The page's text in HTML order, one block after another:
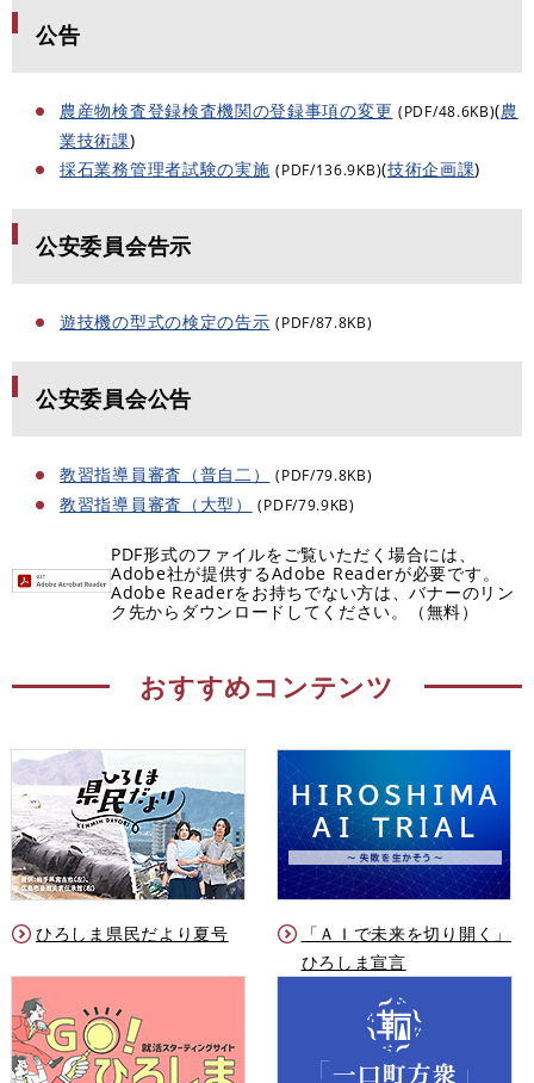
公告
農産物検査登録検査機関の登録事項の変更 (PDF/48.6KB)(農
業技術課)
採石業務管理者試験の実施 (PDF/136.9KB)(技術企画課)
公安委員会告示
遊技機の型式の検定の告示 (PDF/87.8KB)
公安委員会公告
教習指導員審査（普自二） (PDF/79.8KB)
教習指導員審査（大型） (PDF/79.9KB)
PDF形式のファイルをご覧いただく場合には、
Adobe社が提供するAdobe Readerが必要です。
Adobe Readerをお持ちでない方は、バナーのリン
ク先からダウンロードしてください。（無料）
おすすめコンテンツ
ひろしま県民だより夏号
「ＡＩで未来を切り開く」
ひろしま宣言